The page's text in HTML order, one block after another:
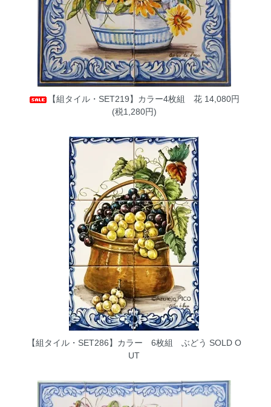
【組タイル・SET219】カラー4枚組 花 14,080円
(税1,280円)
【組タイル・SET286】カラー 6枚組 ぶどう SOLD O
UT